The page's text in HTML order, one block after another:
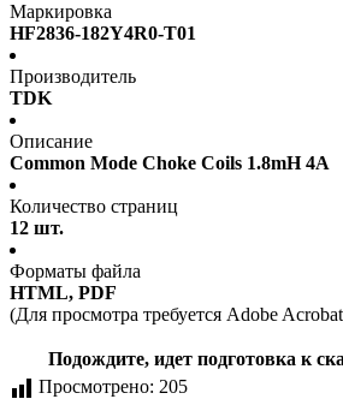
Маркировка
HF2836-182Y4R0-T01
Производитель
TDK
Описание
Common Mode Choke Coils 1.8mH 4A
Количество страниц
12 шт.
Форматы файла
HTML, PDF
(Для просмотра требуется Adobe
Подождите, идет подготовка к
Просмотрено: 205